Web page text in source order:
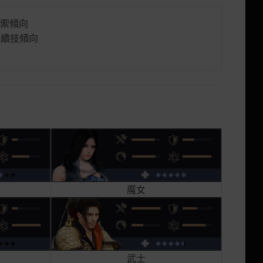
傾向
技傾向
魔女
武士